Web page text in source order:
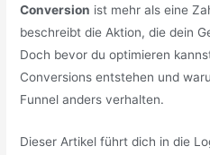
Conversion ist mehr als eine
beschreibt die Aktion, die dein
Doch bevor du optimieren
Conversions entstehen und
Funnel anders verhalten.
Dieser Artikel führt dich in die